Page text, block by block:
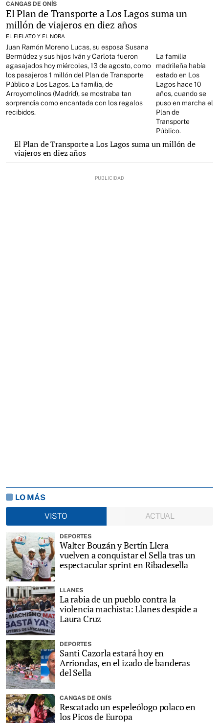
CANGAS DE ONÍS
El Plan de Transporte a Los Lagos suma un
millón de viajeros en diez años
EL FIELATO Y EL NORA
Juan Ramón Moreno Lucas, su esposa Susana
Bermúdez y sus hijos Iván y Carlota fueron
agasajados hoy miércoles, 13 de agosto, como
los pasajeros 1 millón del Plan de Transporte
Público a Los Lagos. La familia, de
Arroyomolinos (Madrid), se mostraba tan
sorprendia como encantada con los regalos
recibidos.
La familia
madrileña había
estado en Los
Lagos hace 10
años, cuando se
puso en marcha el
Plan de
Transporte
Público.
El Plan de Transporte a Los Lagos suma un millón de
viajeros en diez años
LO MÁS
VISTO
ACTUAL
DEPORTES
Walter Bouzán y Bertín Llera
vuelven a conquistar el Sella tras un
espectacular sprint en Ribadesella
LLANES
La rabia de un pueblo contra la
violencia machista: Llanes despide a
Laura Cruz
DEPORTES
Santi Cazorla estará hoy en
Arriondas, en el izado de banderas
del Sella
CANGAS DE ONÍS
Rescatado un espeleólogo polaco en
los Picos de Europa